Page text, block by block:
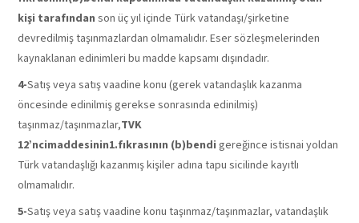
kişi tarafındanson üç yıl içinde Türk vatandaşı/şirketine
devredilmiş taşınmazlardan olmamalıdır. Eser sözleşmelerinden
kaynaklanan edinimleri bu madde kapsamı dışındadır.
4-Satış veya satış vaadine konu (gerek vatandaşlık kazanma
öncesinde edinilmiş gerekse sonrasında edinilmiş)
taşınmaz/taşınmazlar,TVK
12’ncimaddesinin1.fıkrasının (b)bendigereğince istisnai yoldan
Türk vatandaşlığı kazanmış kişiler adına tapu sicilinde kayıtlı
olmamalıdır.
5-Satış veya satış vaadine konu taşınmaz/taşınmazlar, vatandaşlık